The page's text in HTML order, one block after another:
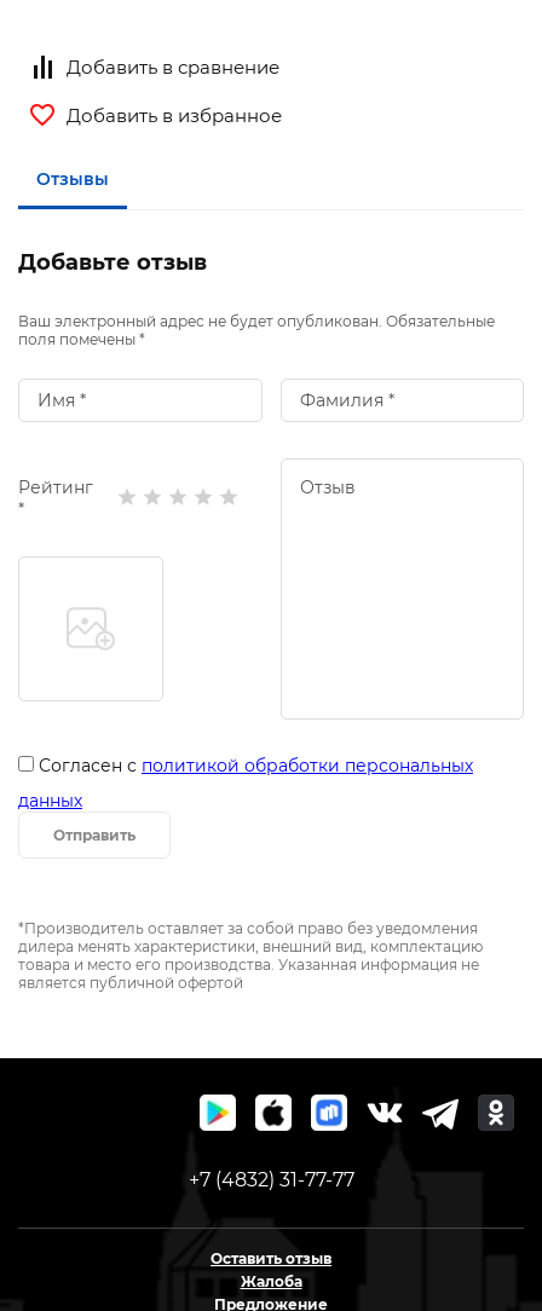
Добавить в сравнение
Добавить в избранное
Отзывы
Добавьте отзыв
Ваш электронный адрес не будет опубликован. Обязательные
поля помечены *
Рейтинг
*
Согласен с политикой обработки персональных
данных
Отправить
*Производитель оставляет за собой право без уведомления
дилера менять характеристики, внешний вид, комплектацию
товара и место его производства. Указанная информация не
является публичной офертой
+7 (4832) 31-77-77
Оставить отзыв
Жалоба
Предложение